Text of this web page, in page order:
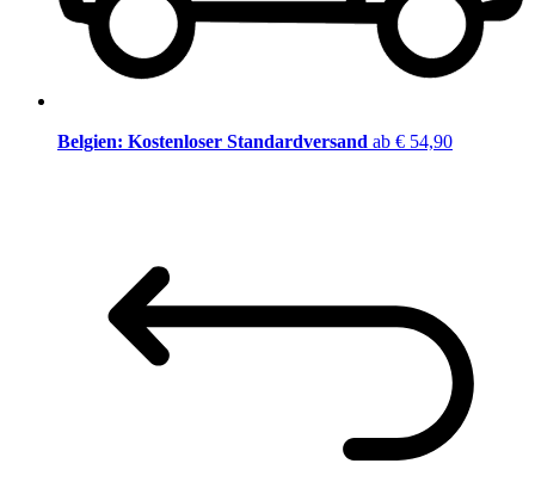
Belgien: Kostenloser Standardversand ab € 54,90